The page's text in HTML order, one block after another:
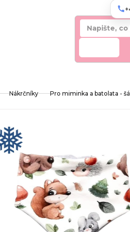
Nákrčníky Pro miminka a batolata -